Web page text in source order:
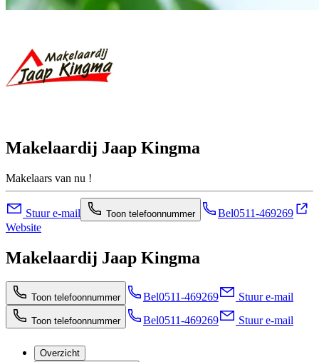
Makelaardij Jaap Kingma
Makelaars van nu !
Stuur e-mail Toon telefoonnummer Bel0511-469269
Website
Makelaardij Jaap Kingma
Toon telefoonnummer Bel0511-469269 Stuur e-mail
Toon telefoonnummer Bel0511-469269 Stuur e-mail
Overzicht